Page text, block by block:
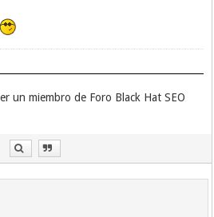
un miembro de Foro Black Hat SEO